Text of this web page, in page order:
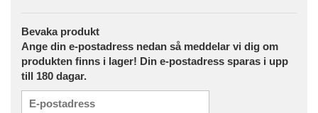
Bevaka produkt
Ange din e-postadress nedan så meddelar vi dig om
produkten finns i lager! Din e-postadress sparas i upp
till 180 dagar.